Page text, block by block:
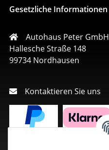
Gesetzliche Informationen
Autohaus Peter GmbH
Hallesche Straße 148
99734 Nordhausen
Kontaktieren Sie uns